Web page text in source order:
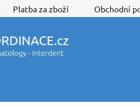
Platba za zboží Obchodní